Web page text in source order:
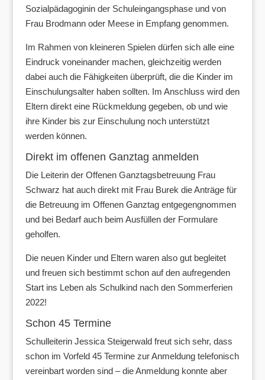
Sozialpädagoginin der Schuleingangsphase und von
Frau Brodmann oder Meese in Empfang genommen.
Im Rahmen von kleineren Spielen dürfen sich alle eine
Eindruck voneinander machen, gleichzeitig werden
dabei auch die Fähigkeiten überprüft, die die Kinder im
Einschulungsalter haben sollten. Im Anschluss wird den
Eltern direkt eine Rückmeldung gegeben, ob und wie
ihre Kinder bis zur Einschulung noch unterstützt
werden können.
Direkt im offenen Ganztag anmelden
Die Leiterin der Offenen Ganztagsbetreuung Frau
Schwarz hat auch direkt mit Frau Burek die Anträge für
die Betreuung im Offenen Ganztag entgegengnommen
und bei Bedarf auch beim Ausfüllen der Formulare
geholfen.
Die neuen Kinder und Eltern waren also gut begleitet
und freuen sich bestimmt schon auf den aufregenden
Start ins Leben als Schulkind nach den Sommerferien
2022!
Schon 45 Termine
Schulleiterin Jessica Steigerwald freut sich sehr, dass
schon im Vorfeld 45 Termine zur Anmeldung telefonisch
vereinbart worden sind – die Anmeldung konnte aber